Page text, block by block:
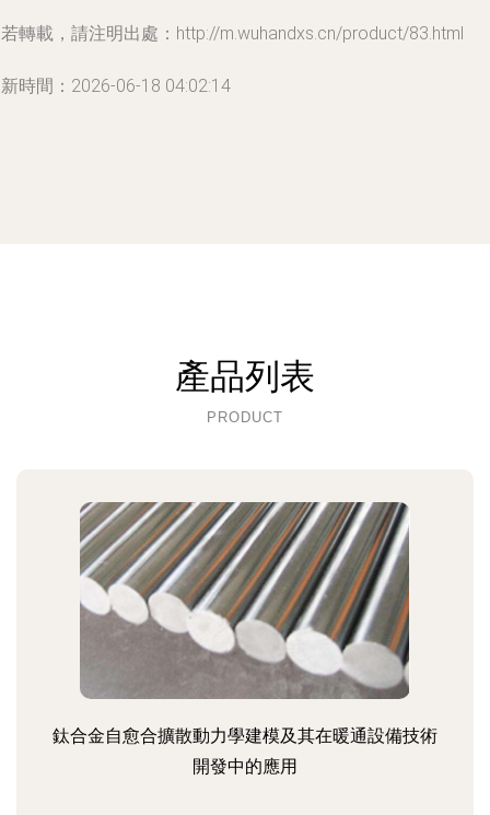
轉載，請注明出處：http://m.wuhandxs.cn/product/83.html
時間：2026-06-18 04:02:14
產品列表
PRODUCT
鈦合金自愈合擴散動力學建模及其在暖通設備技術
開發中的應用